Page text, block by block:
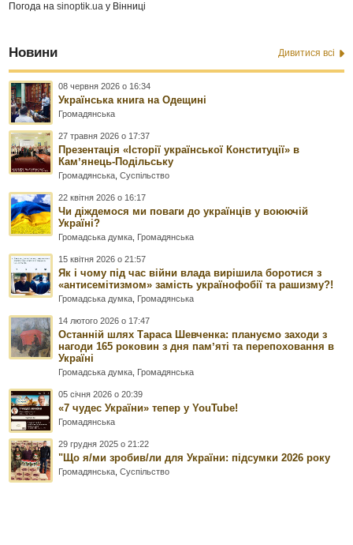
Погода наsinoptik.ua у Вінниці
Новини Дивитися всі
08 червня 2026 о 16:34
Українська книга на Одещині
Громадянська
27 травня 2026 о 17:37
Презентація «Історії української Конституції» в
Камʼянець-Подільську
Громадянська ,Суспільство
22 квітня 2026 о 16:17
Чи діждемося ми поваги до українців у воюючій
Україні?
Громадська думка Громадянська
15 квітня 2026 о 21:57
Як і чому під час війни влада вирішила боротися з
«антисемітизмом» замість українофобії та рашизму?!
Громадська думка Громадянська
14 лютого 2026 о 17:47
Останній шлях Тараса Шевченка: плануємо заходи з
нагоди 165 роковин з дня памʼяті та перепоховання в
Україні
Громадська думка Громадянська
05 січня 2026 о 20:39
«7 чудес України» тепер у YouTube!
Громадянська
29 грудня 2025 о 21:22
"Що я/ми зробив/ли для України: підсумки 2026 року
Громадянська ,Суспільство